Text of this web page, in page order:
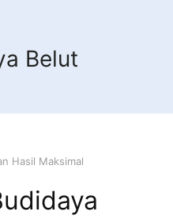
Belut
Hasil Maksimal